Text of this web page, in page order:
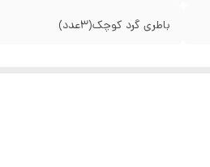
باطری گرد کوچک(۳عدد)